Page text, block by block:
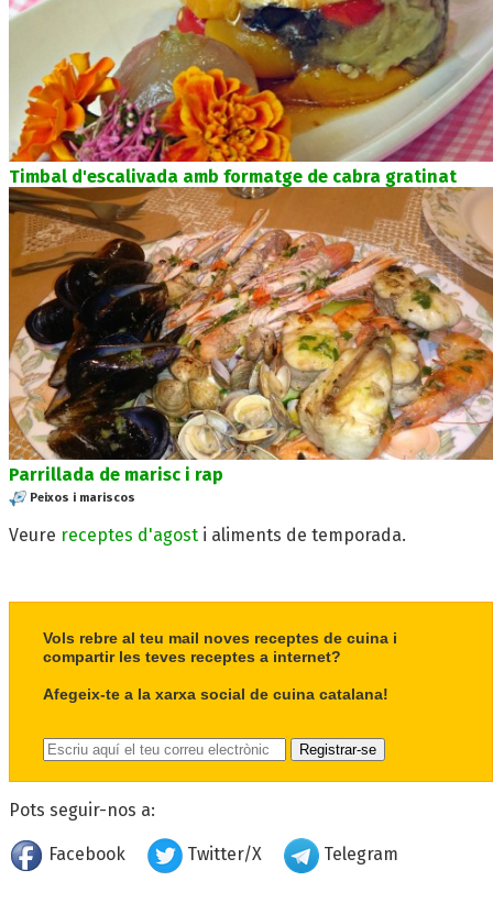
Timbal d'escalivada amb formatge de cabra gratinat
Parrillada de marisc i rap
Peixos i mariscos
Veure receptes d'agost i aliments de temporada.
Vols rebre al teu mail noves receptes de cuina i
compartir les teves receptes a internet?
Afegeix-te a la xarxa social de cuina catalana!
Pots seguir-nos a:
Facebook Twitter/X Telegram